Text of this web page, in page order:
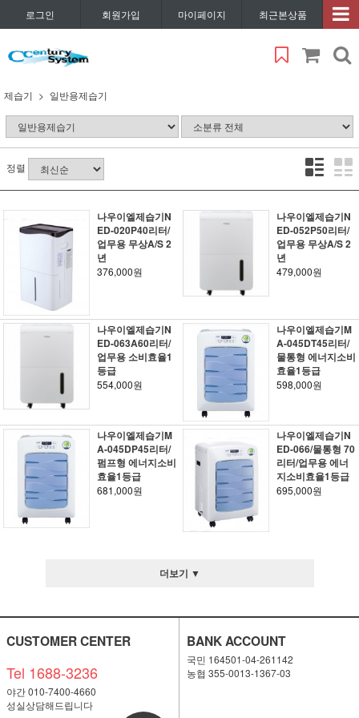
로그인 회원가입 마이페이지 최근본상품
제습기 일반용제습기
정렬
나우이엘제습기N
ED-020P40리터/
업무용 무상A/S 2
년
376,000원
나우이엘제습기N
ED-052P50리터/
업무용 무상A/S 2
년
479,000원
나우이엘제습기N
ED-063A60리터/
업무용 소비효율1
등급
554,000원
나우이엘제습기M
A-045DT45리터/
물통형 에너지소비
효율1등급
598,000원
나우이엘제습기M
A-045DP45리터/
펌프형 에너지소비
효율1등급
681,000원
나우이엘제습기N
ED-066/물통형 70
리터/업무용 에너
지소비효율1등급
695,000원
더보기 ▼
CUSTOMER CENTER
Tel 1688-3236
야간 010-7400-4660
성실상담해드립니다
BANK ACCOUNT
국민 164501-04-261142
농협 355-0013-1367-03